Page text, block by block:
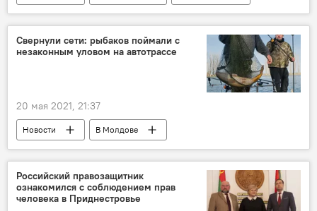
Свернули сети: рыбаков поймали с
незаконным уловом на автотрассе
20 мая 2021, 21:37
Новости
В Молдове
Происшествия
Российский правозащитник
ознакомился с соблюдением прав
человека в Приднестровье